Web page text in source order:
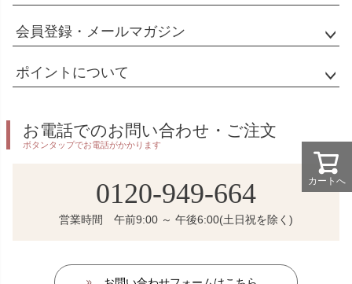
カートへ
会員登録・メールマガジン
ポイントについて
お電話でのお問い合わせ・ご注文
ボタンタップでお電話がかかります
0120-949-664
営業時間 午前9:00 ～ 午後6:00(土日祝を除く)